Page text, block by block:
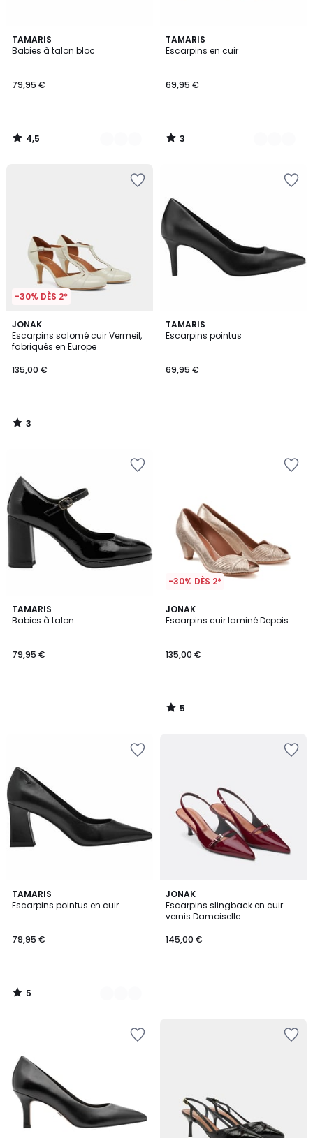
TAMARIS
Babies à talon bloc
79,95 €
4,5
/ 5
2
Couleurs
4,5
/
TAMARIS
Escarpins en cuir
69,95 €
3
/
2
Couleurs
3
/
-30% DÈS 2*
JONAK
Escarpins salomé cuir Vermeil,
fabriqués en Europe
135,00 €
3
/
5
3
/
TAMARIS
Escarpins pointus
69,95 €
TAMARIS
Babies à talon
79,95 €
-30% DÈS 2*
JONAK
Escarpins cuir laminé Depois
135,00 €
5
/
5
/
TAMARIS
Escarpins pointus en cuir
79,95 €
5
/
2
Couleurs
5
/
JONAK
Escarpins slingback en cuir
vernis Damoiselle
145,00 €